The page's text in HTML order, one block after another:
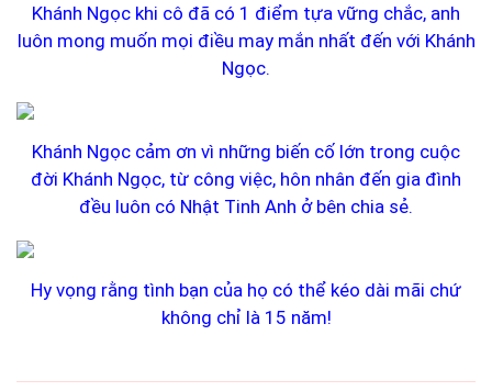
Khánh Ngọc khi cô đã có 1 điểm tựa vững chắc, anh
luôn mong muốn mọi điều may mắn nhất đến với Khánh
Ngọc.
Khánh Ngọc cảm ơn vì những biến cố lớn trong cuộc
đời Khánh Ngọc, từ công việc, hôn nhân đến gia đình
đều luôn có Nhật Tinh Anh ở bên chia sẻ.
Hy vọng rằng tình bạn của họ có thể kéo dài mãi chứ
không chỉ là 15 năm!